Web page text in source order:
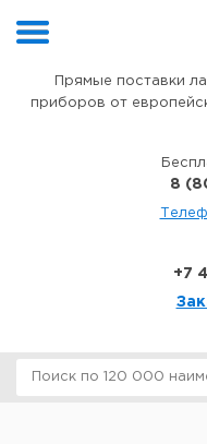
Прямые поставки
приборов от
8
+7